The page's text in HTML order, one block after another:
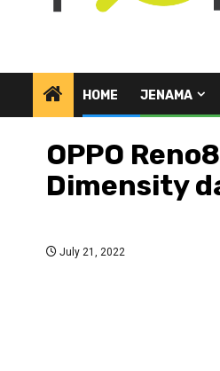
HOME JENAMA
OPPO
Dimensity
July 21, 2022